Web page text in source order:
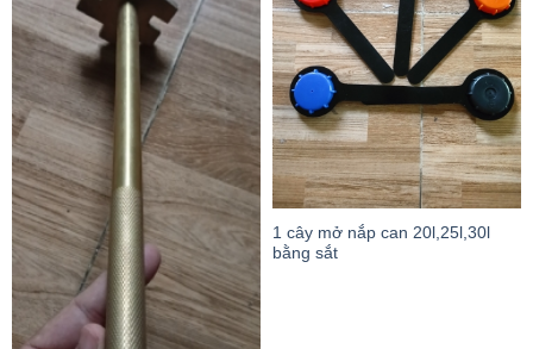
1 cây mở nắp can 20l,25l,30l
bằng sắt